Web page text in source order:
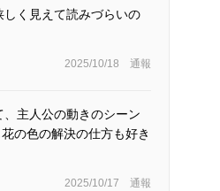
く見えて読みづらいの
2025/10/18 通報
主人公の動きのシーン
の色の解決の仕方も好き
2025/10/17 通報